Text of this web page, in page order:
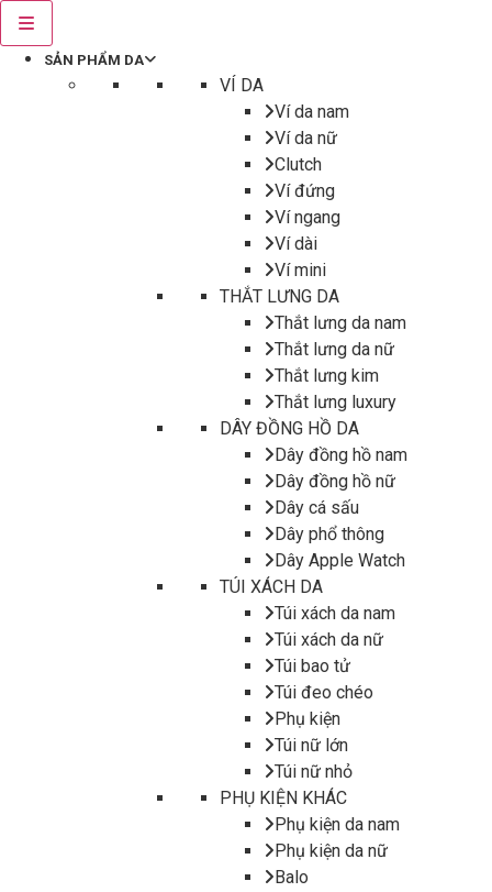
SẢN PHẨM DA
VÍ DA
Ví da nam
Ví da nữ
Clutch
Ví đứng
Ví ngang
Ví dài
Ví mini
THẮT LƯNG DA
Thắt lưng da nam
Thắt lưng da nữ
Thắt lưng kim
Thắt lưng luxury
DÂY ĐỒNG HỒ DA
Dây đồng hồ nam
Dây đồng hồ nữ
Dây cá sấu
Dây phổ thông
Dây Apple Watch
TÚI XÁCH DA
Túi xách da nam
Túi xách da nữ
Túi bao tử
Túi đeo chéo
Phụ kiện
Túi nữ lớn
Túi nữ nhỏ
PHỤ KIỆN KHÁC
Phụ kiện da nam
Phụ kiện da nữ
Balo